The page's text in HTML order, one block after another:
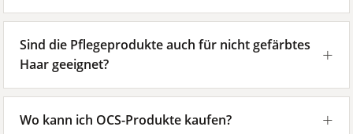
Sind die Pflegeprodukte auch für nicht gefärbtes
Haar geeignet?
Wo kann ich OCS-Produkte kaufen?